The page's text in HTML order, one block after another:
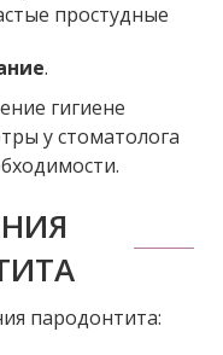
простудные
.
гигиене
у стоматолога
пародонтита: